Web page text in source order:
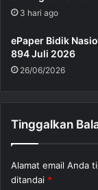
3 hari ago
ePaper Bidik
894 Juli 2026
26/06/2026
Tinggalkan
Alamat email Anda
ditandai *